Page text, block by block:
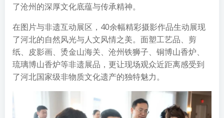
了沧州的深厚文化底蕴与传承精神。
在图片与非遗互动展区，40余幅精彩摄影作品生动展现
了河北的自然风光与人文风情之美。面塑工艺品、剪
纸、皮影画、烫金山海关、沧州铁狮子、铜博山香炉、
琉璃博山香炉等非遗展品，更让现场观众近距离感受到
了河北国家级非物质文化遗产的独特魅力。